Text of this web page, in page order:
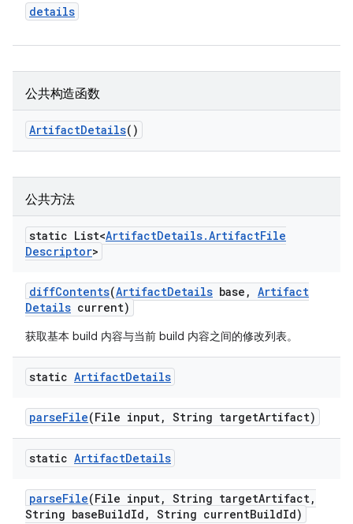
details
公共构造函数
ArtifactDetails()
公共方法
static List<ArtifactDetails.ArtifactFile
Descriptor>
diffContents(ArtifactDetails base , Artifact
Details current)
获取基本 build 内容与当前 build 内容之间的修改列表。
static ArtifactDetails
parseFile(File input, String targetArtifact)
static ArtifactDetails
parseFile(File input, String targetArtifact,
String baseBuildId , String currentBuildId)